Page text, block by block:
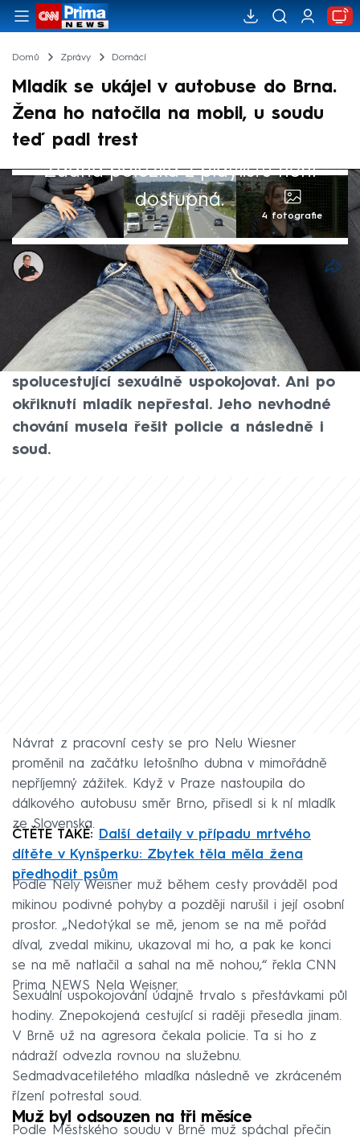
Domů Zprávy Domácí
Mladík se ukájel v autobuse do Brna.
Žena ho natočila na mobil, u soudu
teď padl trest
Žádná položka z playlistu není
dostupná.
4 fotografie
Jakub Nakládal
10. čvn 2026, 20:21
Velmi nepříjemný zážitek si odnesla z jízdy
dálkovým autobusem mladá žena z Brna.
Přímo ve voze se totiž začal její
spolucestující sexuálně uspokojovat. Ani po
okřiknutí mladík nepřestal. Jeho nevhodné
chování musela řešit policie a následně i
soud.
Návrat z pracovní cesty se pro Nelu Wiesner
proměnil na začátku letošního dubna v mimořádně
nepříjemný zážitek. Když v Praze nastoupila do
dálkového autobusu směr Brno, přisedl si k ní mladík
ze Slovenska.
ČTĚTE TAKÉ:
Další detaily v případu mrtvého
dítěte v Kynšperku: Zbytek těla měla žena
předhodit psům
Podle Nely Weisner muž během cesty prováděl pod
mikinou podivné pohyby a později narušil i její osobní
prostor. „Nedotýkal se mě, jenom se na mě pořád
díval, zvedal mikinu, ukazoval mi ho, a pak ke konci
se na mě natlačil a sahal na mě nohou,“ řekla CNN
Prima NEWS Nela Weisner.
Sexuální uspokojování údajně trvalo s přestávkami půl
hodiny. Znepokojená cestující si raději přesedla jinam.
V Brně už na agresora čekala policie. Ta si ho z
nádraží odvezla rovnou na služebnu.
Sedmadvacetiletého mladíka následně ve zkráceném
řízení potrestal soud.
Muž byl odsouzen na tři měsíce
Podle Městského soudu v Brně muž spáchal přečin